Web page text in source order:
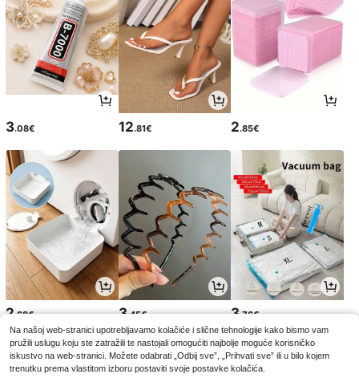
3.08€ 12.81€ 2.85€
2.68€ 3.45€ 3.76€
Na našoj web-stranici upotrebljavamo kolačiće i slične tehnologije kako bismo vam
pružili uslugu koju ste zatražili te nastojali omogućiti najbolje moguće korisničko
iskustvo na web-stranici. Možete odabrati „Odbij sve”, „Prihvati sve” ili u bilo kojem
trenutku prema vlastitom izboru postaviti svoje postavke kolačića.